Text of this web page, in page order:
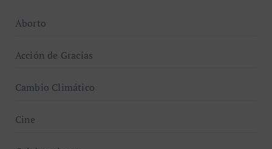
Aborto
Acción de Gracias
Cambio Climático
Cine